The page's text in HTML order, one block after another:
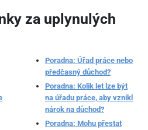
za uplynulých
Poradna: Úřad práce nebo
předčasný důchod?
Poradna: Kolik let lze být
na úřadu práce, aby vznikl
nárok na důchod?
Poradna: Mohu přestat